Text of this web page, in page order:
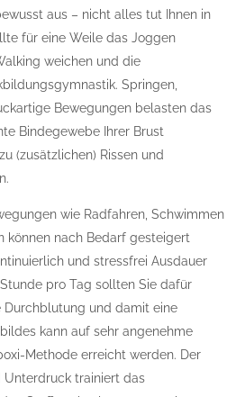
aus – nicht alles tut Ihnen in
für eine Weile das Joggen
weichen und die
Springen,
Bewegungen belasten das
Bindegewebe Ihrer Brust
(zusätzlichen) Rissen und
wie Radfahren, Schwimmen
können nach Bedarf gesteigert
und stressfrei Ausdauer
pro Tag sollten Sie dafür
Durchblutung und damit eine
kann auf sehr angenehme
Methode erreicht werden. Der
Unterdruck trainiert das